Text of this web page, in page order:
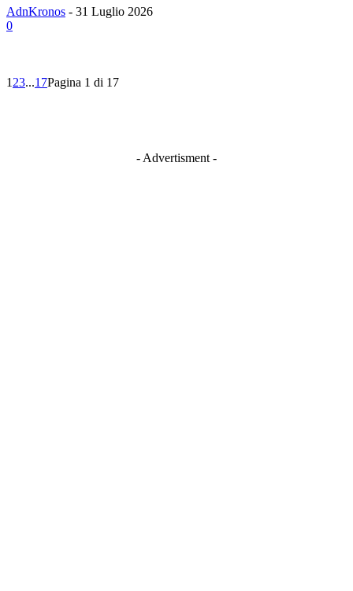
AdnKronos - 31 Luglio 2026
0
1 23...17Pagina 1 di 17
- Advertisment -